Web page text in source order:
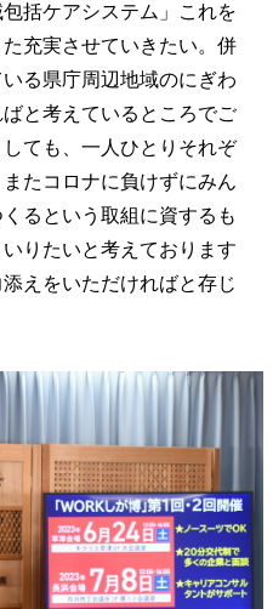
括ケアシステム」これを
充実させていきたい。併
る県庁周辺地域のにぎわ
と考えているところでご
ても、一人ひとりそれぞ
たコロナに負けずにみん
るという取組に資するも
りたいと考えております
えをいただければと存じ